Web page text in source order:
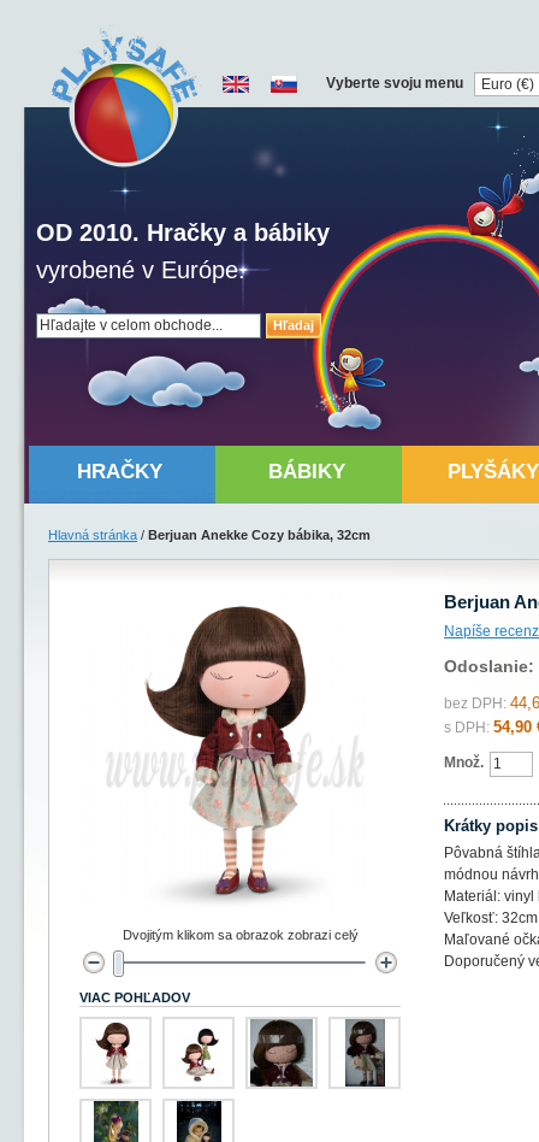
Hľadaj
OD 2010. Hračky a bábiky
vyrobené v Európe.
Vyberte svoju menu
HRAČKY BÁBIKY PLYŠÁKY
Hlavná stránka / Berjuan Anekke Cozy bábika, 32cm
Berjuan
Napíše
Odoslanie:
bez DPH:
s DPH: 54,90
Množ.
Krátky popis
Pôvabná
módnou
Materiál: vinyl
Veľkosť:
Maľované
Doporučený
Dvojitým klikom sa obrazok zobrazi celý
VIAC POHĽADOV